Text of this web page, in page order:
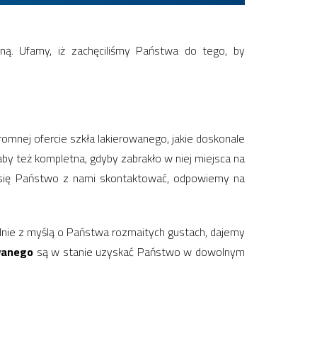
Ufamy, iż zachęciliśmy Państwa do tego, by
ofercie szkła lakierowanego, jakie doskonale
też kompletna, gdyby zabrakło w niej miejsca na
Państwo z nami skontaktować, odpowiemy na
z myślą o Państwa rozmaitych gustach, dajemy
są w stanie uzyskać Państwo w dowolnym